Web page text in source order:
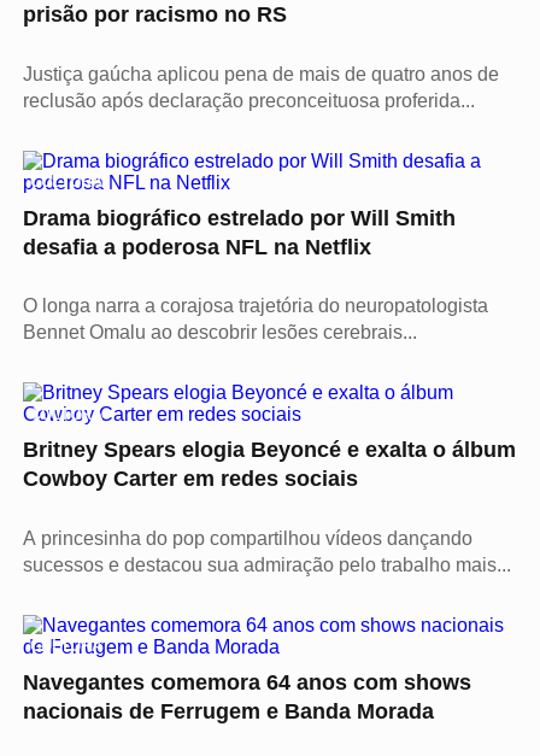
prisão por racismo no RS
Justiça gaúcha aplicou pena de mais de quatro anos de
reclusão após declaração preconceituosa proferida...
CULTURA
Drama biográfico estrelado por Will Smith
desafia a poderosa NFL na Netflix
O longa narra a corajosa trajetória do neuropatologista
Bennet Omalu ao descobrir lesões cerebrais...
CULTURA
Britney Spears elogia Beyoncé e exalta o álbum
Cowboy Carter em redes sociais
A princesinha do pop compartilhou vídeos dançando
sucessos e destacou sua admiração pelo trabalho mais...
CULTURA
Navegantes comemora 64 anos com shows
nacionais de Ferrugem e Banda Morada